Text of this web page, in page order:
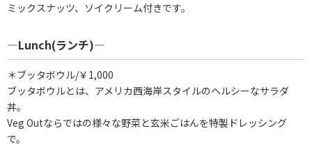
ミックスナッツ、ソイクリーム付きです。
―Lunch(ランチ)―
＊ブッタボウル/￥1,000
ブッタボウルとは、アメリカ西海岸スタイルのヘルシーなサラダ
丼。
Veg Outならではの様々な野菜と玄米ごはんを特製ドレッシング
で。